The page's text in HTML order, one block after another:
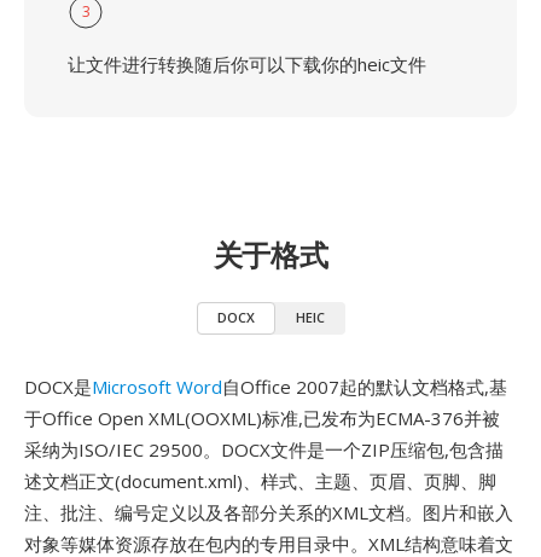
3
让文件进行转换随后你可以下载你的heic文件
关于格式
DOCX HEIC
DOCX是Microsoft Word自Office 2007起的默认文档格式,基
于Office Open XML(OOXML)标准,已发布为ECMA-376并被
采纳为ISO/IEC 29500。DOCX文件是一个ZIP压缩包,包含描
述文档正文(document.xml)、样式、主题、页眉、页脚、脚
注、批注、编号定义以及各部分关系的XML文档。图片和嵌入
对象等媒体资源存放在包内的专用目录中。XML结构意味着文